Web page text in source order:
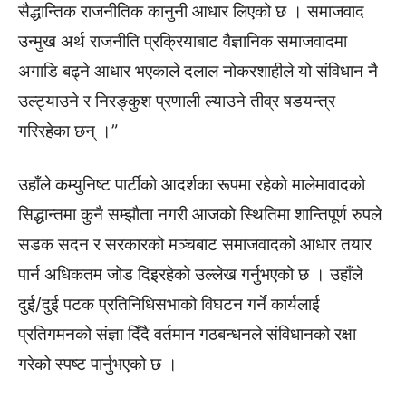
सैद्धान्तिक राजनीतिक कानुनी आधार लिएको छ । समाजवाद
उन्मुख अर्थ राजनीति प्रक्रियाबाट वैज्ञानिक समाजवादमा
अगाडि बढ्ने आधार भएकाले दलाल नोकरशाहीले यो संविधान नै
उल्ट्याउने र निरङ्कुश प्रणाली ल्याउने तीव्र षडयन्त्र
गरिरहेका छन् ।”
उहाँले कम्युनिष्ट पार्टीको आदर्शका रूपमा रहेको मालेमावादको
सिद्धान्तमा कुनै सम्झौता नगरी आजको स्थितिमा शान्तिपूर्ण रुपले
सडक सदन र सरकारको मञ्चबाट समाजवादको आधार तयार
पार्न अधिकतम जोड दिइरहेको उल्लेख गर्नुभएको छ । उहाँले
दुई/दुई पटक प्रतिनिधिसभाको विघटन गर्ने कार्यलाई
प्रतिगमनको संज्ञा दिँदै वर्तमान गठबन्धनले संविधानको रक्षा
गरेको स्पष्ट पार्नुभएको छ ।